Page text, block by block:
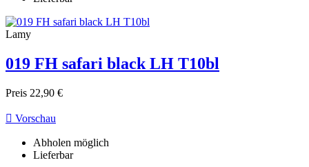
Lamy
019 FH safari black LH T10bl
Preis 22,90 €
 Vorschau
Abholen möglich
Lieferbar